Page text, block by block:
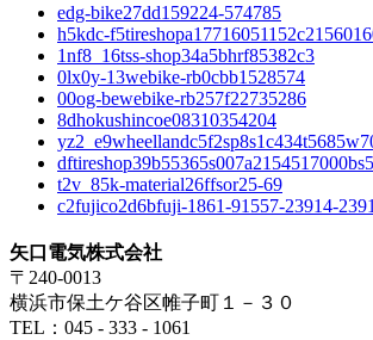
edg-bike27dd159224-574785
h5kdc-
1nf8_16tss-shop34a5bhrf85382c3
0lx0y-13webike-rb0cbb1528574
00og-bewebike-rb257f22735286
8dhokushincoe08310354204
t2v_85k-material26ffsor25-69
c2fujico2d6bfuji-1861-91557-23914-
矢口電気株式会社
〒240-0013
横浜市保土ケ谷区帷子町１－３０
TEL：045 - 333 - 1061